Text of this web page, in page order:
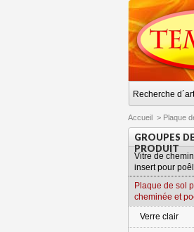
Recherche
Accueil > Plaque
GROUPES DE
PRODUIT
Vitre de
insert pour
Plaque de sol
cheminée et
Verre clair